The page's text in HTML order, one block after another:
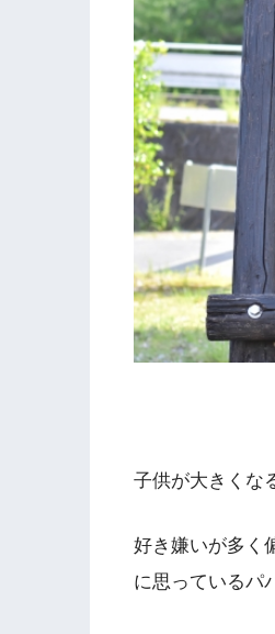
子供が大きくな
好き嫌いが多く
に思っているパ